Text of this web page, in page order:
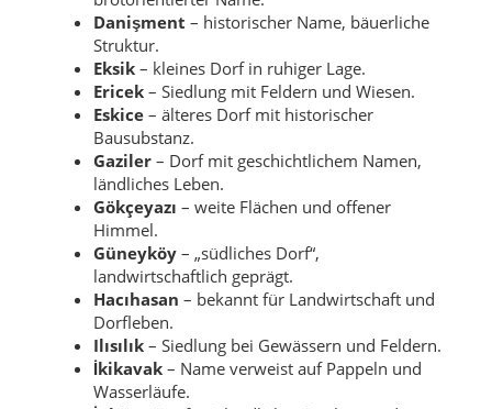
Danişment – historischer Name, bäuerliche
Struktur.
Eksik – kleines Dorf in ruhiger Lage.
Ericek – Siedlung mit Feldern und Wiesen.
Eskice – älteres Dorf mit historischer
Bausubstanz.
Gaziler – Dorf mit geschichtlichem Namen,
ländliches Leben.
Gökçeyazı – weite Flächen und offener
Himmel.
Güneyköy – „südliches Dorf“,
landwirtschaftlich geprägt.
Hacıhasan – bekannt für Landwirtschaft und
Dorfleben.
Ilısılık – Siedlung bei Gewässern und Feldern.
İkikavak – Name verweist auf Pappeln und
Wasserläufe.